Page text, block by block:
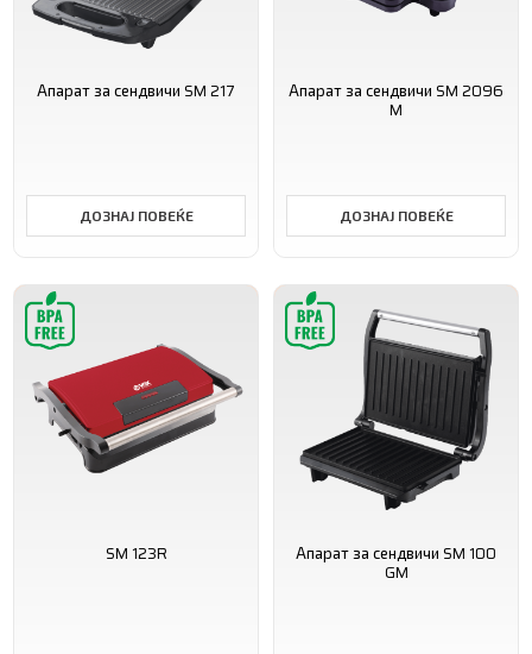
Апарат за сендвичи SM 217
ДОЗНАЈ ПОВЕЌЕ
Апарат за сендвичи SM 2096
M
ДОЗНАЈ ПОВЕЌЕ
SM 123R Апарат за сендвичи SM 100
GM